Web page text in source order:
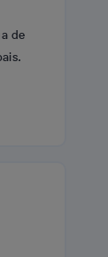
de